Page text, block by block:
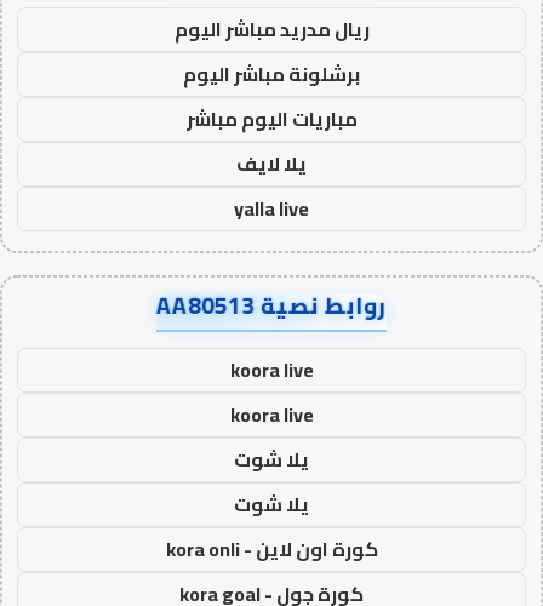
ريال مدريد مباشر اليوم
برشلونة مباشر اليوم
مباريات اليوم مباشر
يلا لايف
yalla live
روابط نصية AA80513
koora live
koora live
يلا شوت
يلا شوت
كورة اون لاين - kora onli
كورة جول - kora goal